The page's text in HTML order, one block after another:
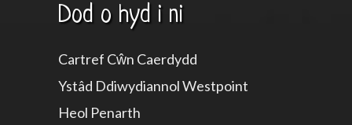
Dod o hyd i ni
Cartref Cŵn Caerdydd
Ystâd Ddiwydiannol Westpoint
Heol Penarth